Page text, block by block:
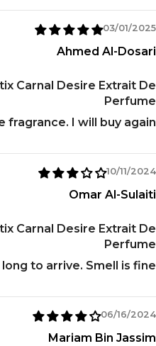
03/01/2025
Ahmed Al-Dosari
Carnal Desire Extrait De
Perfume
fragrance. I will buy again!
10/11/2024
Omar Al-Sulaiti
Carnal Desire Extrait De
Perfume
to arrive. Smell is fine.
06/16/2024
Mariam Bin Jassim